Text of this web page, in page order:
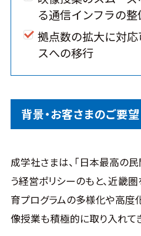
る通信インフラの整
拠点数の拡大に対
スへの移行
背景・お客さまのご要望
成学社さまは、「日本最高の
う経営ポリシーのもと、近畿
育プログラムの多様化や高度
像授業も積極的に取り入れて